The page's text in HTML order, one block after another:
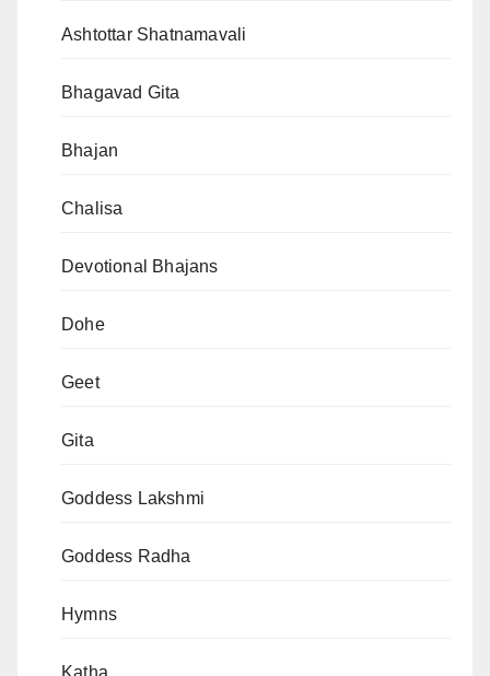
Ashtottar Shatnamavali
Bhagavad Gita
Bhajan
Chalisa
Devotional Bhajans
Dohe
Geet
Gita
Goddess Lakshmi
Goddess Radha
Hymns
Katha